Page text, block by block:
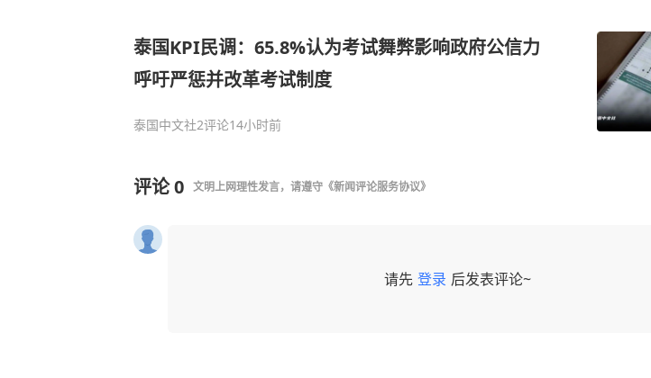
泰国KPI民调：65.8%认为考试舞弊影响政府公信力
呼吁严惩并改革考试制度
泰国中文社2评论14小时前
评论0 文明上网理性发言，请遵守 《新闻评论服务协议》
请先 登录 后发表评论~